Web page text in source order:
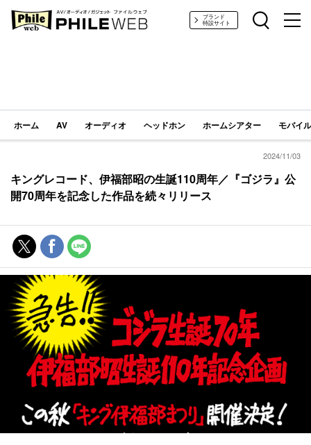
PHILE WEB｜AV/オーディオ/ガジェットブランド
特設サイト
ホーム AV オーディオ ヘッドホン ホームシアター モバイ
2024/11/03
キングレコード、伊福部昭の生誕110周年／『ゴジラ』公
開70周年を記念した作品を続々リリース